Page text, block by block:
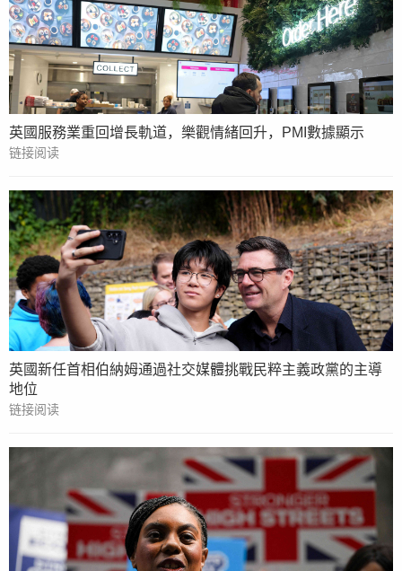
英國服務業重回增長軌道，樂觀情緒回升，PMI數據顯示
链接阅读
英國新任首相伯納姆通過社交媒體挑戰民粹主義政黨的主導
地位
链接阅读